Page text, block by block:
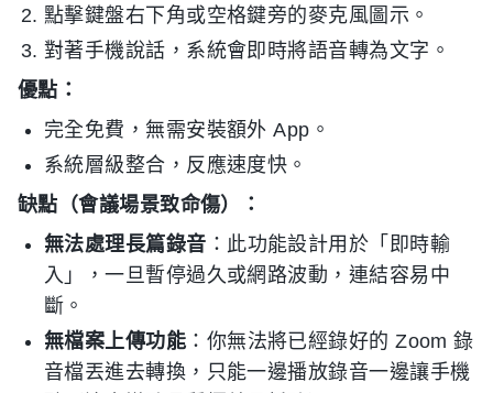
點擊鍵盤右下角或空格鍵旁的麥克風圖示。
對著手機說話，系統會即時將語音轉為文字。
優點：
完全免費，無需安裝額外 App。
系統層級整合，反應速度快。
缺點（會議場景致命傷）：
無法處理長篇錄音 ：此功能設計用於「即時輸
入」，一旦暫停過久或網路波動，連結容易中
斷。
無檔案上傳功能 ：你無法將已經錄好的 Zoom 錄
音檔丟進去轉換，只能一邊播放錄音一邊讓手機